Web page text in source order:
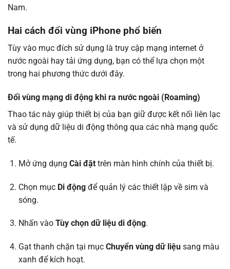
Nam.
Hai cách đổi vùng iPhone phổ biến
Tùy vào mục đích sử dụng là truy cập mạng internet ở
nước ngoài hay tải ứng dụng, bạn có thể lựa chọn một
trong hai phương thức dưới đây.
Đổi vùng mạng di động khi ra nước ngoài (Roaming)
Thao tác này giúp thiết bị của bạn giữ được kết nối liên lạc
và sử dụng dữ liệu di động thông qua các nhà mạng quốc
tế.
Mở ứng dụng Cài đặttrên màn hình chính của thiết bị.
Chọn mục Di độngđể quản lý các thiết lập về sim và
sóng.
Nhấn vào Tùy chọn dữ liệu di động.
Gạt thanh chặn tại mục Chuyển vùng dữ liệusang màu
xanh để kích hoạt.